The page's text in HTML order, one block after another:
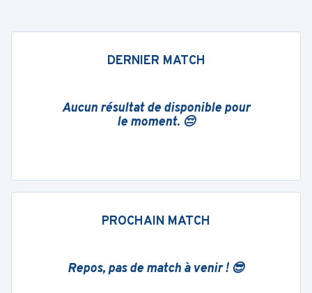
DERNIER MATCH
Aucun résultat de disponible pour
le moment. 😔
PROCHAIN MATCH
Repos, pas de match à venir ! 😎